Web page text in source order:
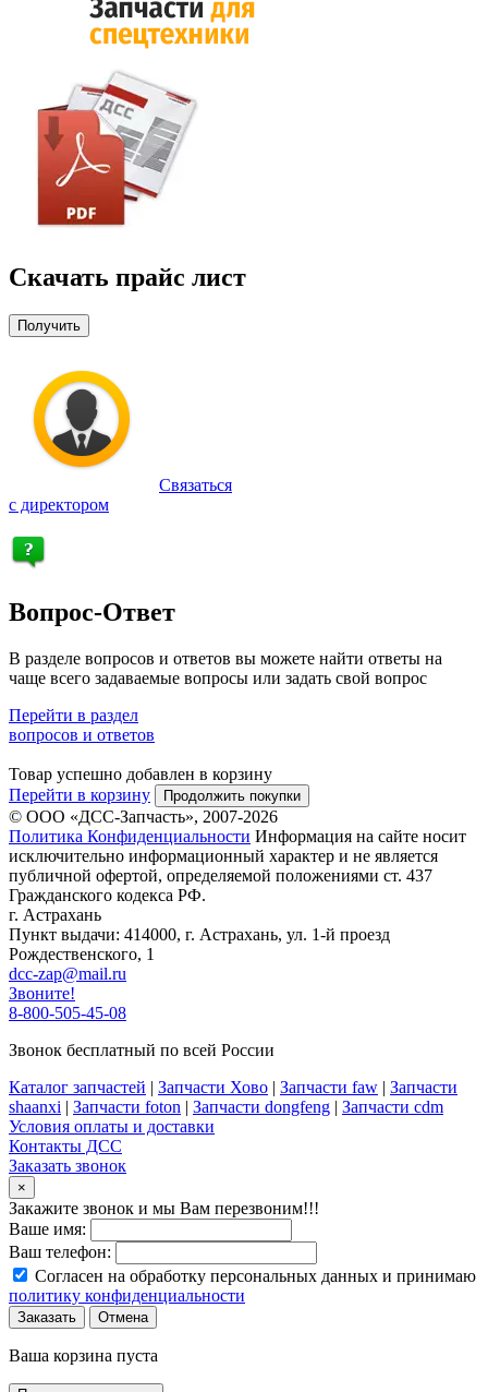
Скачать прайс лист
Получить
Связаться
с директором
Вопрос-Ответ
В разделе вопросов и ответов вы можете найти ответы на
чаще всего задаваемые вопросы или задать свой вопрос
Перейти в раздел
вопросов и ответов
Товар успешно добавлен в корзину
Перейти в корзину
Продолжить покупки
© ООО «ДСС-Запчасть», 2007-2026
Политика Конфиденциальности Информация на сайте носит
исключительно информационный характер и не является
публичной офертой, определяемой положениями ст. 437
Гражданского кодекса РФ.
г. Астрахань
Пункт выдачи: 414000, г. Астрахань, ул. 1-й проезд
Рождественского, 1
dcc-zap@mail.ru
Звоните!
8-800-505-45-08
Звонок бесплатный по всей России
Каталог запчастей | Запчасти Хово | Запчасти faw | Запчасти
shaanxi | Запчасти foton | Запчасти dongfeng | Запчасти cdm
Условия оплаты и доставки
Контакты ДСС
Заказать звонок
×
Закажите звонок и мы Вам перезвоним!!!
Ваше имя:
Ваш телефон:
Согласен на обработку персональных данных и принимаю
политику конфиденциальности
Заказать Отмена
Ваша корзина пуста